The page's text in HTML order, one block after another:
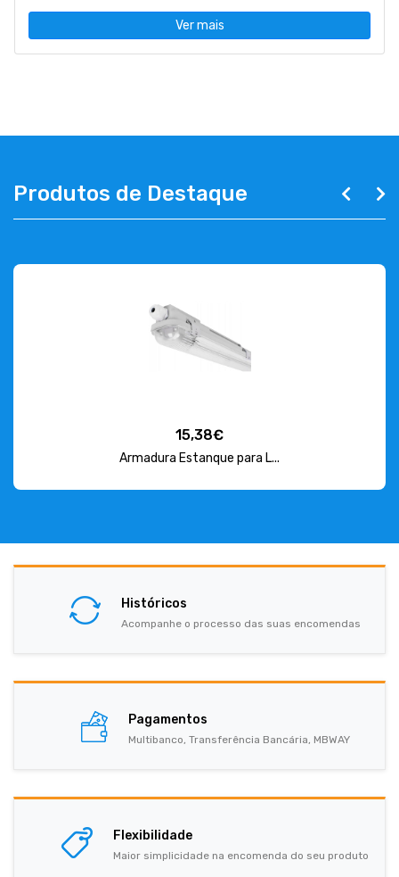
Ver mais
Produtos de Destaque
15,38€
Armadura Estanque para L...
Históricos
Acompanhe o processo das suas encomendas
Pagamentos
Multibanco, Transferência Bancária, MBWAY
Flexibilidade
Maior simplicidade na encomenda do seu produto